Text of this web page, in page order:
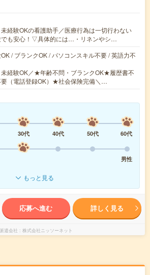
経験OKの看護助手／医療行為は一切行わない
でも安心！▽具体的には…・リネンやシ…
/ ブランクOK / パソコンスキル不要 / 英語力不
未経験OK／★年齢不問・ブランクOK★履歴書不
要（電話登録OK）★社会保険完備＼…
30代 40代 50代
60代
男性
もっと見る
応募へ進む 詳しく見る
派遣会社 株式会社ニッソーネット